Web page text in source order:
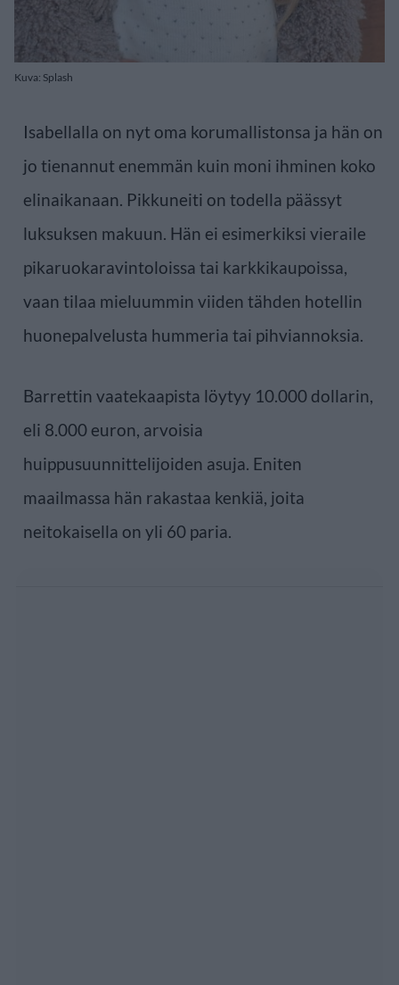
Kuva: Splash
Isabellalla on nyt oma korumallistonsa ja hän on
jo tienannut enemmän kuin moni ihminen koko
elinaikanaan. Pikkuneiti on todella päässyt
luksuksen makuun. Hän ei esimerkiksi vieraile
pikaruokaravintoloissa tai karkkikaupoissa,
vaan tilaa mieluummin viiden tähden hotellin
huonepalvelusta hummeria tai pihviannoksia.
Barrettin vaatekaapista löytyy 10.000 dollarin,
eli 8.000 euron, arvoisia
huippusuunnittelijoiden asuja. Eniten
maailmassa hän rakastaa kenkiä, joita
neitokaisella on yli 60 paria.